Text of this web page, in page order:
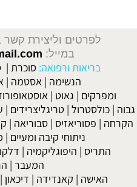
לפרטים וליצירת קשר בנייד:
במייל:
בריאות ורפואה: סוכרת |
הנשימה | אסטמה |
ומפרקים | גאוט |
גבוה |כולסטרול |טריגליצרידים |
הקרחה | פסוריאזיס |סבוריאה |
ניתוחי קיבה ומעיים |
התריס | היפוגליקמיה |
המעבר |
האישה | קאנדידה | דיכאון |